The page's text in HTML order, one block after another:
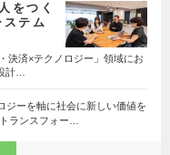
をつく
テム
決済×テクノロジー」領域にお
計…
ジーを軸に社会に新しい価値を
ランスフォー…